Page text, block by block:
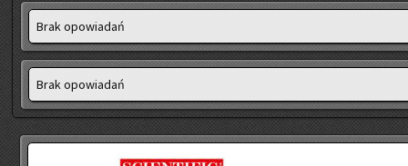
Brak opo­wia­dań
Brak opo­wia­dań